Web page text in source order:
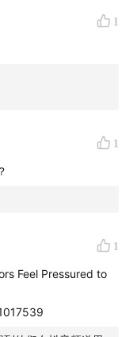
what are
need
的中文播客。残障
力于在日常生活和
），从而真诚地
that explores
lens,
1
1
1
Feel Pressured to